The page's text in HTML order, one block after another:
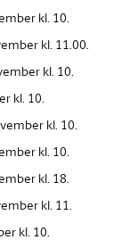
kl. 10.
kl. 11.00.
kl. 10.
kl. 10.
kl. 10.
kl. 10.
kl. 18.
kl. 11.
kl. 10.